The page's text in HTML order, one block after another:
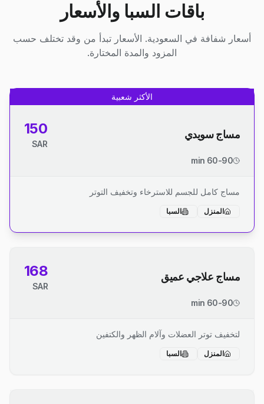
باقات السبا والأسعار
أسعار شفافة في السعودية. الأسعار تبدأ من وقد تختلف حسب
المزود والمدة المختارة.
الأكثر شعبية
مساج سويدي 150
SAR
60-90 min
مساج كامل للجسم للاسترخاء وتخفيف التوتر
المنزل السبا
مساج علاجي عميق 168
SAR
60-90 min
لتخفيف توتر العضلات وآلام الظهر والكتفين
المنزل السبا